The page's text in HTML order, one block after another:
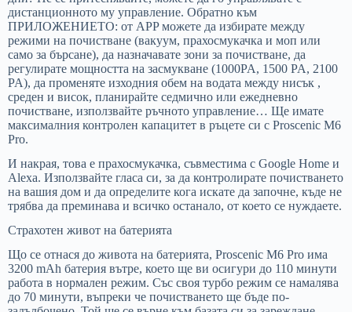
дистанционното му управление. Обратно към
ПРИЛОЖЕНИЕТО: от APP можете да избирате между
режими на почистване (вакуум, прахосмукачка и моп или
само за бърсане), да назначавате зони за почистване, да
регулирате мощността на засмукване (1000PA, 1500 PA, 2100
PA), да променяте изходния обем на водата между нисък ,
среден и висок, планирайте седмично или ежедневно
почистване, използвайте ръчното управление… Ще имате
максималния контролен капацитет в ръцете си с Proscenic M6
Pro.
И накрая, това е прахосмукачка, съвместима с Google Home и
Alexa. Използвайте гласа си, за да контролирате почистването
на вашия дом и да определите кога искате да започне, къде не
трябва да преминава и всичко останало, от което се нуждаете.
Страхотен живот на батерията
Що се отнася до живота на батерията, Proscenic M6 Pro има
3200 mAh батерия вътре, което ще ви осигури до 110 минути
работа в нормален режим. Със своя турбо режим се намалява
до 70 минути, въпреки че почистването ще бъде по-